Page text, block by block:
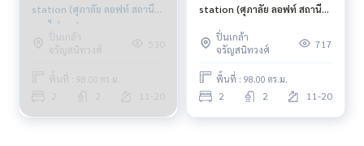
station (ศุภาลัย ลอฟท์ สถานี
แยกไฟฉาย)
ปิ่นเกล้า
จรัญสนิทวงศ์
530
พื้นที่ : 98.00 ตร.ม.
11-20
station (ศุภาลัย ลอฟท์ สถานี
ปิ่นเกล้า
จรัญสนิทวงศ์
717
พื้นที่ : 98.00 ตร.ม.
2 2 11-20